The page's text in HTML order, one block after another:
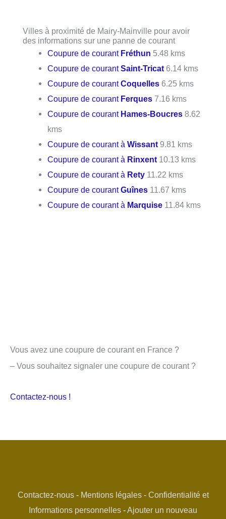
Villes à proximité de Mairy-Mainville pour avoir
des informations sur une panne de courant
Coupure de courant Fréthun 5.48 kms
Coupure de courantSaint-Tricat 6.14 kms
Coupure de courantCoquelles 6.25 kms
Coupure de courant Ferques 7.16 kms
Coupure de courant Hames-Boucres 8.62
kms
Coupure de courant àWissant 9.81 kms
Coupure de courant à Rinxent 10.13 kms
Coupure de courant à Rety 11.22 kms
Coupure de courantGuînes 11.67 kms
Coupure de courant à Marquise 11.84 kms
Vous avez une coupure de courant en France ?
– Vous souhaitez signaler une coupure de courant ?
Contactez-nous !
Contactez-nous- Mentions légales- Confidentialité et
Informations personnelles -Ajouter un nouveau